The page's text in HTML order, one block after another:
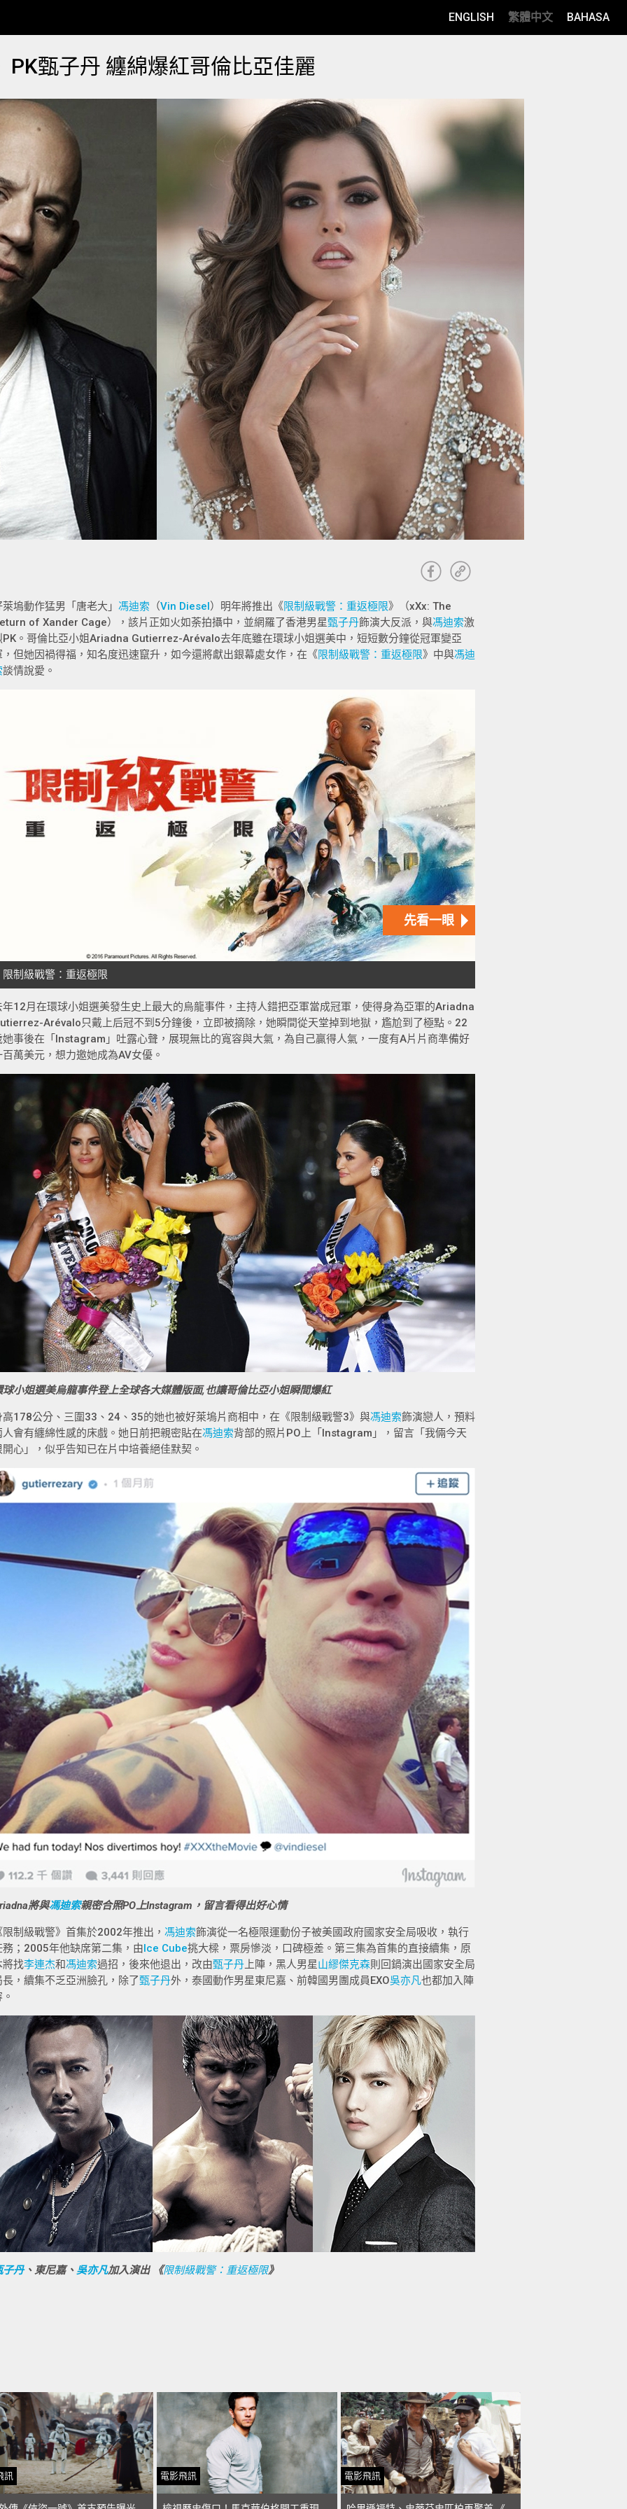
ENGLISH 繁體中文 BAHASA
PK甄子丹 纏綿爆紅哥倫比亞佳麗
萊塢動作猛男「唐老大」 馮迪索 （Vin Diesel）明年將推出《限制級戰警：重返極限》（xXx: The
of Xander Cage），該片正如火如荼拍攝中，並網羅了香港男星甄子丹飾演大反派，與馮迪索激
PK。哥倫比亞小姐Ariadna Gutierrez-Arévalo去年底雖在環球小姐選美中，短短數分鐘從冠軍變亞
，但她因禍得福，知名度迅速竄升，如今還將獻出銀幕處女作，在《限制級戰警：重返極限》中與馮迪
談情說愛。
年12月在環球小姐選美發生史上最大的烏龍事件，主持人錯把亞軍當成冠軍，使得身為亞軍的Ariadna
Arévalo只戴上后冠不到5分鐘後，立即被摘除，她瞬間從天堂掉到地獄，尷尬到了極點。22
她事後在「Instagram」吐露心聲，展現無比的寬容與大氣，為自己贏得人氣，一度有A片片商準備好
百萬美元，想力邀她成為AV女優。
球小姐選美烏龍事件登上全球各大媒體版面,也讓哥倫比亞小姐瞬間爆紅
高178公分、三圍33、24、35的她也被好萊塢片商相中，在《限制級戰警3》與馮迪索飾演戀人，預料
人會有纏綿性感的床戲。她日前把親密貼在馮迪索背部的照片PO上「Instagram」，留言「我倆今天
開心」，似乎告知已在片中培養絕佳默契。
將與馮迪索親密合照PO上Instagram，留言看得出好心情
限制級戰警》首集於2002年推出， 馮迪索飾演從一名極限運動份子被美國政府國家安全局吸收，執行
務；2005年他缺席第二集，由Ice Cube挑大樑，票房慘淡，口碑極差。第三集為首集的直接續集，原
將找李連杰和馮迪索過招，後來他退出，改由甄子丹 上陣，黑人男星山繆傑克森則回鍋演出國家安全局
長，續集不乏亞洲臉孔，除了甄子丹外，泰國動作男星東尼嘉、前韓國男團成員EXO吳亦凡也都加入陣
子丹、東尼嘉、吳亦凡加入演出 《限制級戰警：重返極限》
訊 電影飛訊 電影飛訊